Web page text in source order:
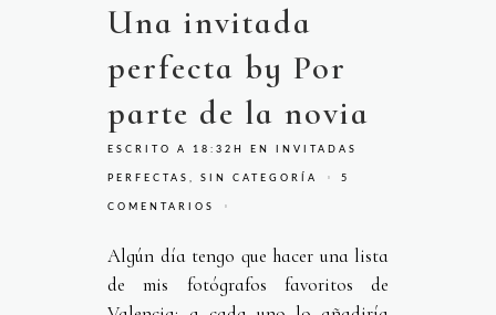
Una invitada
perfecta by Por
parte de la novia
ESCRITO A 18:32H EN INVITADAS
PERFECTAS SIN CATEGORÍA 5
COMENTARIOS
Algún día tengo que hacer una lista
de mis fotógrafos favoritos de